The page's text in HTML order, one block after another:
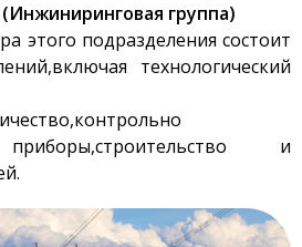
группа)
этого подразделения состоит
технологический
и